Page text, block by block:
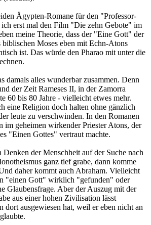
Ägypten-Romane für den "Professor-
ich erst mal den Film "Die zehn Gebote" im
meine Theorie, dass der "Eine Gott" der
biblischen Moses eben mit Echn-Atons
ist. Das würde den Pharao mit unter die
damals alles wunderbar zusammen. Denn
der Zeit Rameses II, in der Zamorra
60 bis 80 Jahre - vielleicht etwes mehr.
eine Religion doch halten ohne gänzlich
leute zu verschwinden. In den Romanen
im geheimen wirkender Priester Atons, der
"Einen Gottes" vertraut machte.
der Menschheit auf der Suche nach
ganz tief grabe, dann komme
daher kommt auch Abraham. Vielleicht
"einen Gott" wirklich "gefunden" oder
Glaubensfrage. Aber der Auszug mit der
aus einer hohen Zivilisation lässt
dort ausgewiesen hat, weil er eben nicht an